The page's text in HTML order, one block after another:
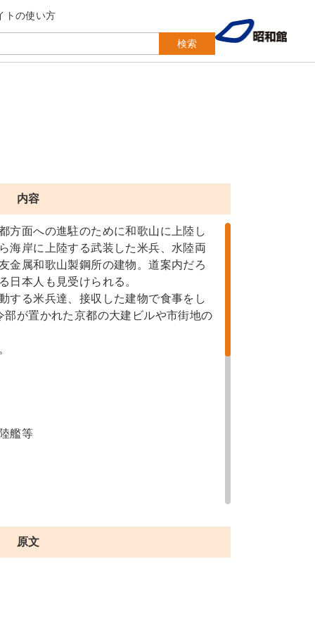
検索
トの使い方
内容
方面への進駐のために和歌山に上陸し
海岸に上陸する武装した米兵、水陸両
金属和歌山製鋼所の建物。道案内だろ
日本人も見受けられる。
する米兵達、接収した建物で食事をし
が置かれた京都の大建ビルや市街地の
艦等
原文